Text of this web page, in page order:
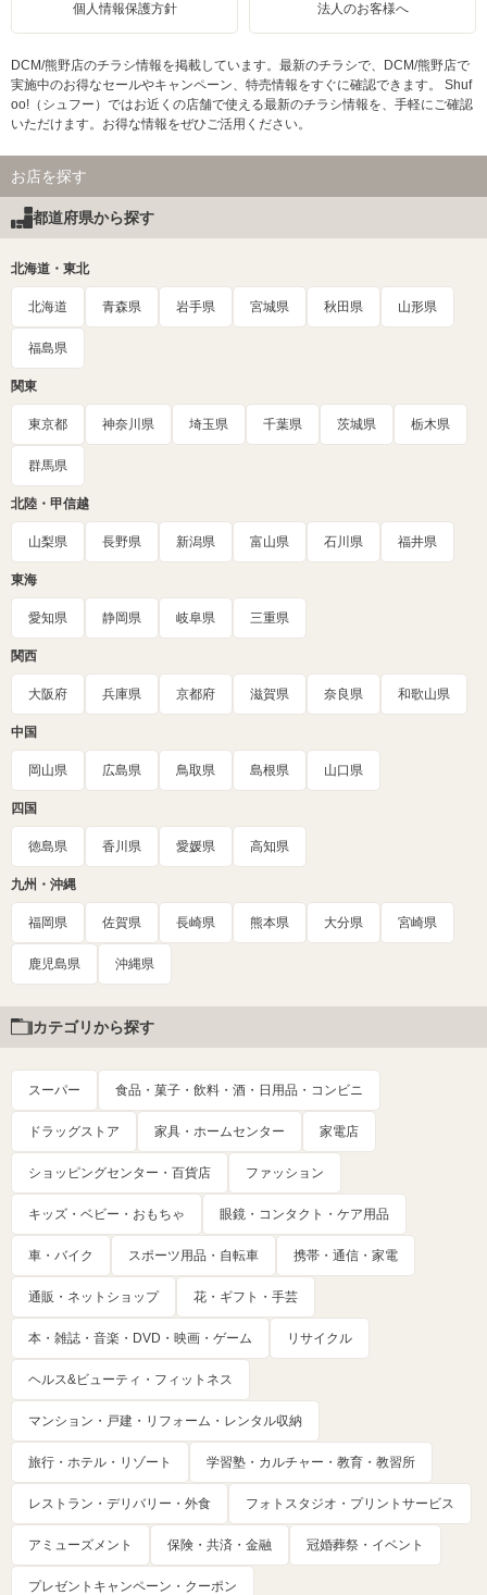
個人情報保護方針 法人のお客様へ
DCM/熊野店のチラシ情報を掲載しています。最新のチラシで、DCM/熊野店で
実施中のお得なセールやキャンペーン、特売情報をすぐに確認できます。 Shuf
oo!（シュフー）ではお近くの店舗で使える最新のチラシ情報を、手軽にご確認
いただけます。お得な情報をぜひご活用ください。
お店を探す
都道府県から探す
北海道・東北
北海道 青森県 岩手県 宮城県 秋田県 山形県
福島県
関東
東京都 神奈川県 埼玉県 千葉県 茨城県 栃木県
群馬県
北陸・甲信越
山梨県 長野県 新潟県 富山県 石川県 福井県
東海
愛知県 静岡県 岐阜県 三重県
関西
大阪府 兵庫県 京都府 滋賀県 奈良県 和歌山県
中国
岡山県 広島県 鳥取県 島根県 山口県
四国
徳島県 香川県 愛媛県 高知県
九州・沖縄
福岡県 佐賀県 長崎県 熊本県 大分県 宮崎県
鹿児島県 沖縄県
カテゴリから探す
スーパー 食品・菓子・飲料・酒・日用品・コンビニ
ドラッグストア 家具・ホームセンター 家電店
ショッピングセンター・百貨店 ファッション
キッズ・ベビー・おもちゃ 眼鏡・コンタクト・ケア用品
車・バイク スポーツ用品・自転車 携帯・通信・家電
通販・ネットショップ 花・ギフト・手芸
本・雑誌・音楽・DVD・映画・ゲーム リサイクル
ヘルス&ビューティ・フィットネス
マンション・戸建・リフォーム・レンタル収納
旅行・ホテル・リゾート 学習塾・カルチャー・教育・教習所
レストラン・デリバリー・外食 フォトスタジオ・プリントサービス
アミューズメント 保険・共済・金融 冠婚葬祭・イベント
プレゼントキャンペーン・クーポン